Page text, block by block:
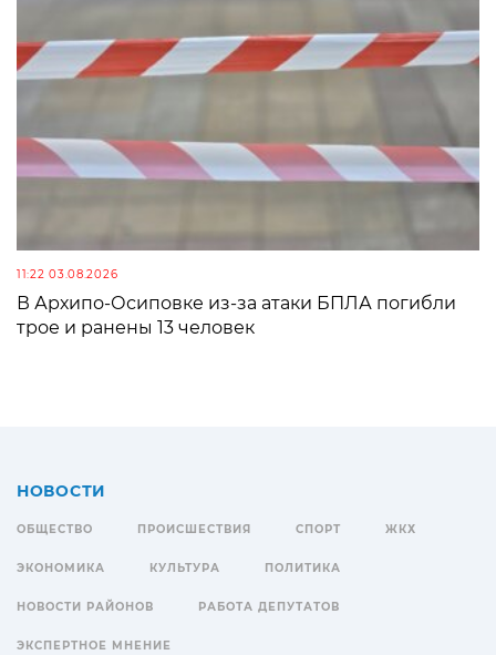
11:22 03.08.2026
В Архипо-Осиповке из-за атаки БПЛА погибли
трое и ранены 13 человек
НОВОСТИ
ОБЩЕСТВО ПРОИСШЕСТВИЯ СПОРТ ЖКХ
ЭКОНОМИКА КУЛЬТУРА ПОЛИТИКА
НОВОСТИ РАЙОНОВ РАБОТА ДЕПУТАТОВ
ЭКСПЕРТНОЕ МНЕНИЕ